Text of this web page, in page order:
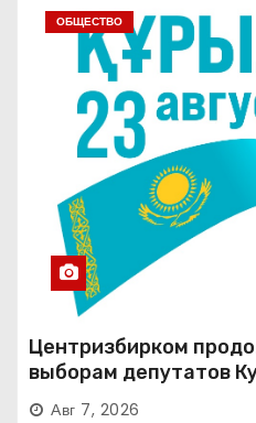
ОБЩЕСТВО
Центризбирком
выборам депутатов
Авг 7, 2026